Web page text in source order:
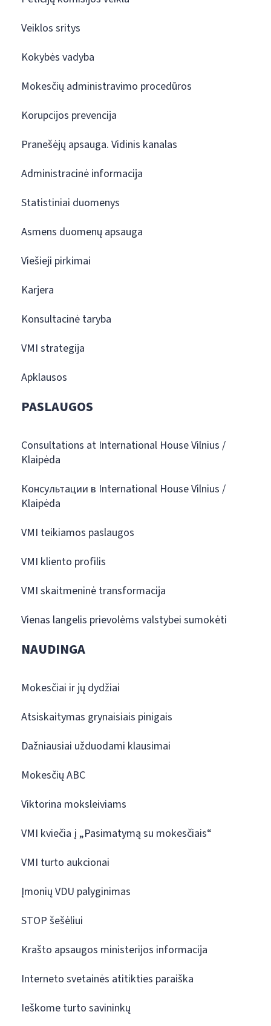
Veiklos sritys
Kokybės vadyba
Mokesčių administravimo procedūros
Korupcijos prevencija
Pranešėjų apsauga. Vidinis kanalas
Administracinė informacija
Statistiniai duomenys
Asmens duomenų apsauga
Viešieji pirkimai
Karjera
Konsultacinė taryba
VMI strategija
Apklausos
PASLAUGOS
Consultations at International House Vilnius /
Klaipėda
Консультации в International House Vilnius /
Klaipėda
VMI teikiamos paslaugos
VMI kliento profilis
VMI skaitmeninė transformacija
Vienas langelis prievolėms valstybei sumokėti
NAUDINGA
Mokesčiai ir jų dydžiai
Atsiskaitymas grynaisiais pinigais
Dažniausiai užduodami klausimai
Mokesčių ABC
Viktorina moksleiviams
VMI kviečia į „Pasimatymą su mokesčiais“
VMI turto aukcionai
Įmonių VDU palyginimas
STOP šešėliui
Krašto apsaugos ministerijos informacija
Interneto svetainės atitikties paraiška
Ieškome turto savininkų